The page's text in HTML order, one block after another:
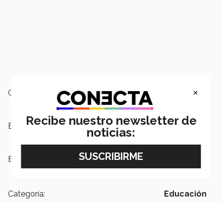
Campus: Morelia
Escuelas: Ingeniería y Ciencias
Etiquetas: Universidad Tennessee,
Enterprise, Programa de verano
Categoría: Educación
×
Recibe nuestro newsletter de
noticias: